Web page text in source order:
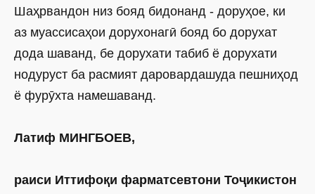
Шаҳрвандон низ бояд бидонанд - доруҳое, ки
аз муассисаҳои дорухонагӣ бояд бо дорухат
дода шаванд, бе дорухати табиб ё дорухати
нодуруст ба расмият даровардашуда пешниҳод
ё фурӯхта намешаванд.
Латиф МИНГБОЕВ,
раиси Иттифоқи фарматсевтони Тоҷикистон